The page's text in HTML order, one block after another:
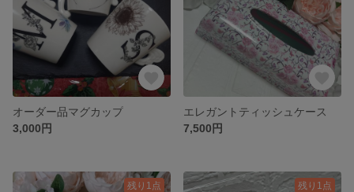
オーダー品マグカップ
3,000円
エレガントティッシュケース
7,500円
残り1点 残り1点